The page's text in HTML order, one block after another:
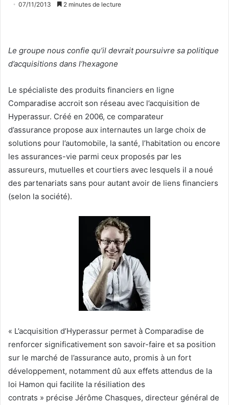
07/11/2013 2 minutes de lecture
Le groupe nous confie qu’il devrait poursuivre sa politique
d’acquisitions dans l’hexagone
Le spécialiste des produits financiers en ligne
Comparadise accroit son réseau avec l’acquisition de
Hyperassur. Créé en 2006, ce comparateur
d’assurance propose aux internautes un large choix de
solutions pour l’automobile, la santé, l’habitation ou encore
les assurances-vie parmi ceux proposés par les
assureurs, mutuelles et courtiers avec lesquels il a noué
des partenariats sans pour autant avoir de liens financiers
(selon la société).
« L’acquisition d’Hyperassur permet à Comparadise de
renforcer significativement son savoir-faire et sa position
sur le marché de l’assurance auto, promis à un fort
développement, notamment dû aux effets attendus de la
loi Hamon qui facilite la résiliation des
contrats » précise Jérôme Chasques, directeur général de